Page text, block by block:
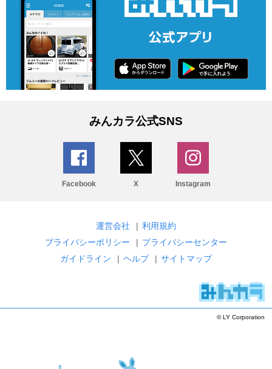
みんカラ公式SNS
Facebook X Instagram
運営会社 | 利用規約
プライバシーポリシー
| プライバシーセンター
ガイドライン
| ヘルプ | サイトマップ
© LY Corporation